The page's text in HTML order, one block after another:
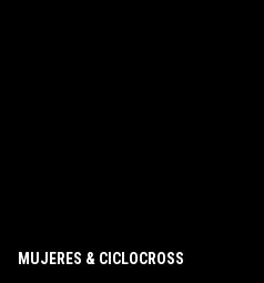
MUJERES & CICLOCROSS